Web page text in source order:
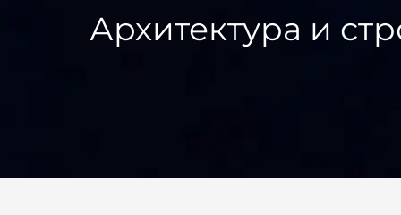
Архитектура и